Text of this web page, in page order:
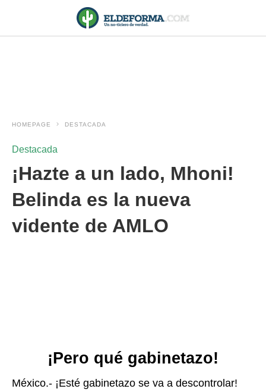
HOMEPAGE DESTACADA
Destacada
¡Hazte a un lado, Mhoni!
Belinda es la nueva
vidente de AMLO
¡Pero qué gabinetazo!
México.- ¡Esté gabinetazo se va a descontrolar!